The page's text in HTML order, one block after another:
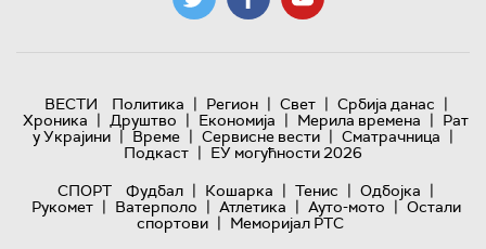
ВЕСТИ Политика | Регион | Свет | Србија данас |
Хроника | Друштво | Економија | Мерила времена | Рат
у Украјини | Време | Сервисне вести | Сматрачница |
Подкаст | ЕУ могућности 2026
СПОРТ
Фудбал | Кошарка | Тенис | Одбојка |
Рукомет | Ватерполо | Атлетика | Ауто-мото | Остали
спортови | Меморијал РТС